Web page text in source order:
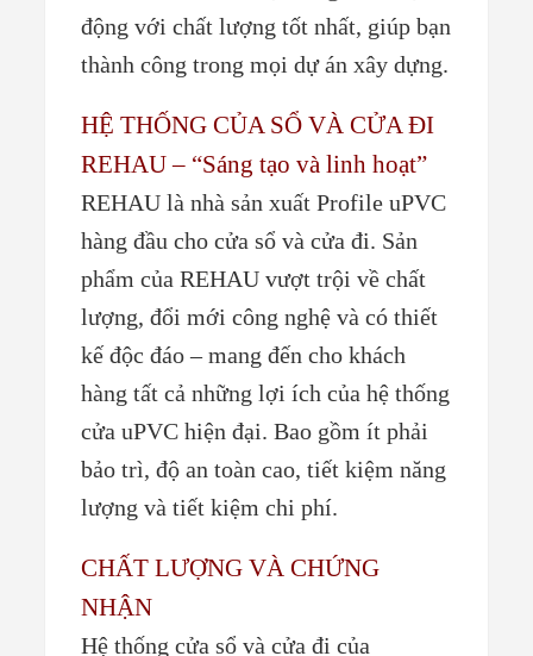
động với chất lượng tốt nhất, giúp bạn
thành công trong mọi dự án xây dựng.
HỆ THỐNG CỦA SỔ VÀ CỬA ĐI
REHAU – “Sáng tạo và linh hoạt”
REHAU là nhà sản xuất Profile uPVC
hàng đầu cho cửa sổ và cửa đi. Sản
phẩm của REHAU vượt trội về chất
lượng, đổi mới công nghệ và có thiết
kế độc đáo – mang đến cho khách
hàng tất cả những lợi ích của hệ thống
cửa uPVC hiện đại. Bao gồm ít phải
bảo trì, độ an toàn cao, tiết kiệm năng
lượng và tiết kiệm chi phí.
CHẤT LƯỢNG VÀ CHỨNG
NHẬN
Hệ thống cửa sổ và cửa đi của